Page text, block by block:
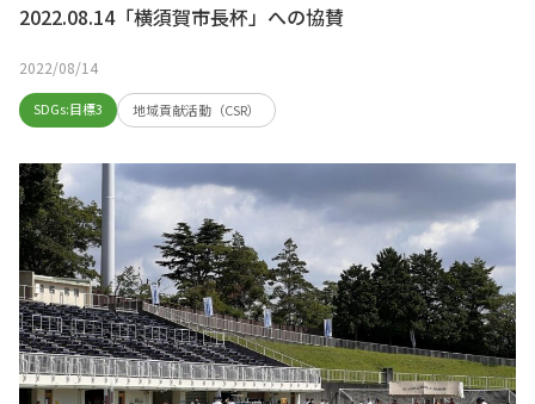
2022.08.14「横須賀市長杯」への協賛
2022/08/14
SDGs:目標3 地域貢献活動（CSR）